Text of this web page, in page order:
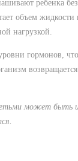
ребенка
объем
нагрузкой.
гормонов,
может быть и